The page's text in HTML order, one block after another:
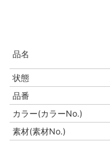
品名
状態
品番
カラー(カラーNo.)
素材(素材No.)